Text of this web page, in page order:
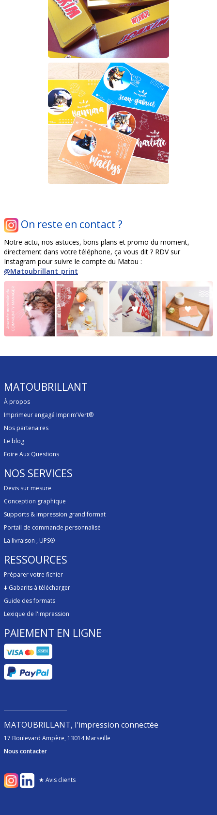
On reste en contact ?
Notre actu, nos astuces, bons plans et promo du moment,
directement dans votre téléphone, ça vous dit ? RDV sur
Instagram pour suivre le compte du Matou :
@Matoubrillant_print
MATOUBRILLANT
À propos
Imprimeur engagé Imprim'Vert®
Nos partenaires
Le blog
Foire Aux Questions
NOS SERVICES
Devis sur mesure
Conception graphique
Supports & impression grand format
Portail de commande personnalisé
La livraison , UPS®
RESSOURCES
Préparer votre fichier
⬇️ Gabarits à télécharger
Guide des formats
Lexique de l'impression
PAIEMENT EN LIGNE
MATOUBRILLANT, l'impression connectée
17 Boulevard Ampère, 13014 Marseille
Nous contacter
★ Avis clients